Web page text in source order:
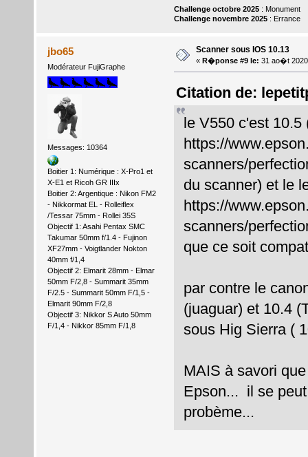
Challenge octobre 2025: Monument
Challenge novembre 2025: Errance
jbo65
Modérateur FujiGraphe
Messages: 10364
Boitier 1: Numérique : X-Pro1 et
X-E1 et Ricoh GR IIIx
Boitier 2: Argentique : Nikon FM2
- Nikkormat EL - Rolleiflex
/Tessar 75mm - Rollei 35S
Objectif 1: Asahi Pentax SMC
Takumar 50mm f/1.4 - Fujinon
XF27mm - Voigtlander Nokton
40mm f/1,4
Objectif 2: Elmarit 28mm - Elmar
50mm F/2,8 - Summarit 35mm
F/2.5 - Summarit 50mm F/1,5 -
Elmarit 90mm F/2,8
Objectif 3: Nikkor S Auto 50mm
F/1,4 - Nikkor 85mm F/1,8
Scanner sous IOS 10.13
« R�ponse #9 le: 31 ao�t
Citation de:
le V550 c'est
https://
scanners/
du scanner) et le
https://
scanners/
que ce soit
par contre le
(juaguar) et 10.4
sous Hig Sierra (
MAIS à savori
Epson... il se
probème...